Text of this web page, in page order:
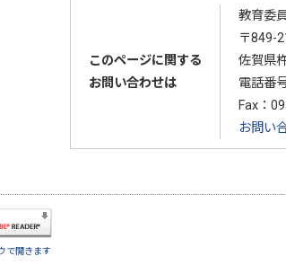
このページに関する
お問い合わせは
教育委
〒849-
佐賀県
電話番
Fax：
お問い
で開きます